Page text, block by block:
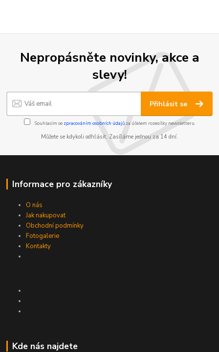
Nepropásněte novinky, akce a
slevy!
Přihlásit se
Souhlasím se zpracováním osobních údajůza účelem rozesílky newsletteru.
Můžete se kdykoli odhlásit. Zasíláme jednou za 14 dní.
Informace pro zákazníky
O nás
Jak nakupovat
Obchodní podmínky
Fotogalerie
Kontakty
Kde nás najdete